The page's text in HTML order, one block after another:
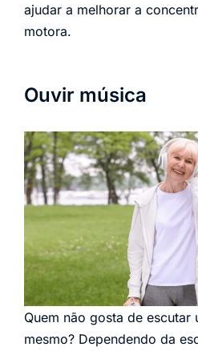
ajudar a melhorar a
motora.
Ouvir música
Quem não gosta de escutar
mesmo? Dependendo da